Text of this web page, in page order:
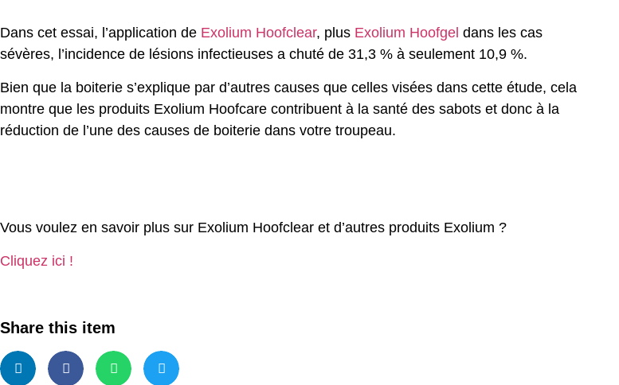
Dans cet essai, l’application de Exolium Hoofclear, plus Exolium Hoofgel dans les cas
sévères, l’incidence de lésions infectieuses a chuté de 31,3 % à seulement 10,9 %.
Bien que la boiterie s’explique par d’autres causes que celles visées dans cette étude, cela
montre que les produits Exolium Hoofcare contribuent à la santé des sabots et donc à la
réduction de l’une des causes de boiterie dans votre troupeau.
Vous voulez en savoir plus sur Exolium Hoofclear et d’autres produits Exolium ?
Cliquez ici !
Share this item